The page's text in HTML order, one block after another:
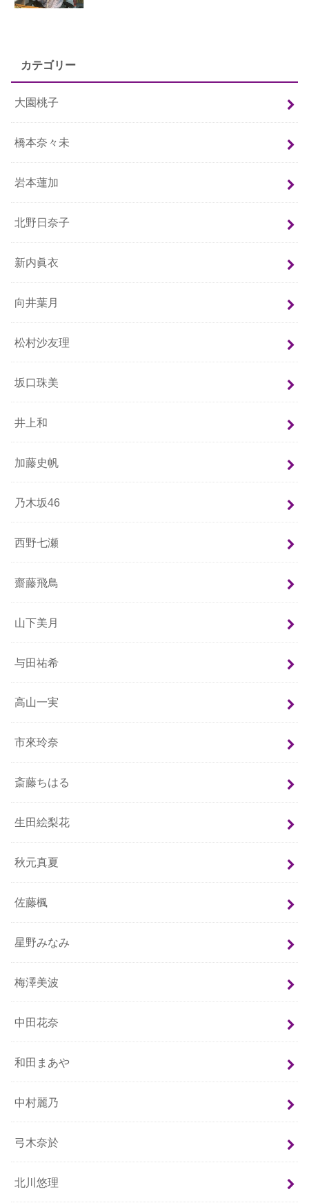
カテゴリー
大園桃子
橋本奈々未
岩本蓮加
北野日奈子
新内眞衣
向井葉月
松村沙友理
坂口珠美
井上和
加藤史帆
乃木坂46
西野七瀬
齋藤飛鳥
山下美月
与田祐希
高山一実
市來玲奈
斎藤ちはる
生田絵梨花
秋元真夏
佐藤楓
星野みなみ
梅澤美波
中田花奈
和田まあや
中村麗乃
弓木奈於
北川悠理